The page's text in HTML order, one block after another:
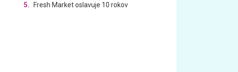
5. Fresh Market oslavuje 10 rokov